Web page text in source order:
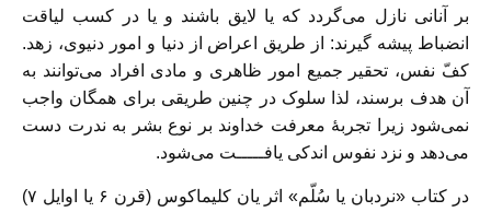
بر آنانی نازل می‌گردد که یا لایق باشند و یا در کسب لیاقت
انضباط پیشه گیرند: از طریق اعراض از دنیا و امور دنیوی، زهد.
کفّ نفس، تحقیر جمیع امور ظاهری و مادی افراد می‌توانند به
آن هدف برسند، لذا سلوک در چنین طریقی برای همگان واجب
نمی‌شود زیرا تجربۀ معرفت خداوند بر نوع بشر به ندرت دست
می‌دهد و نزد نفوس اندکی یافـــــت می‌شود.
در کتاب «نردبان یا سُلّم» اثر یان کلیماکوس (قرن ۶ یا اوایل ۷)